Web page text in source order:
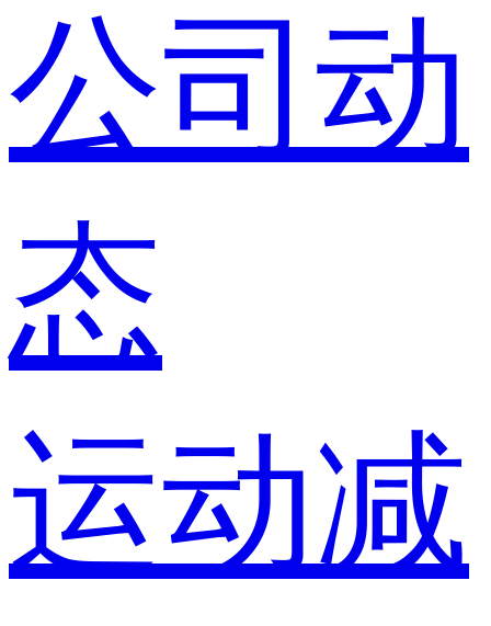
公司动
态
运动减